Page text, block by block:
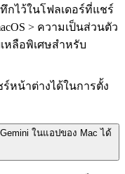
กไว้ในโฟลเดอร์ที่แชร์
> ความเป็นส่วนตัว
หลือพิเศษสำหรับ
หน้าต่างได้ในการตั้ง
ในแอปของ Mac ได้